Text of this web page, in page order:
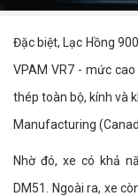
Đặc biệt, Lạc Hồng
VPAM VR7 - mức
thép toàn bộ, kính và
Manufacturing
Nhờ đó, xe có khả
DM51. Ngoài ra, xe